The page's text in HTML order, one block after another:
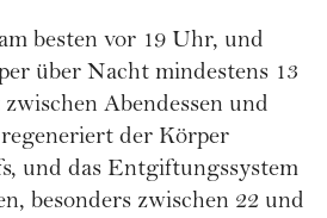
besten vor 19 Uhr, und
über Nacht mindestens 13
Abendessen und
der Körper
und das Entgiftungssystem
besonders zwischen 22 und